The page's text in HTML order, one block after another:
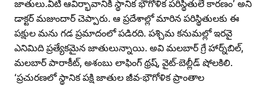
జాతులు.వీటి ఆవిర్భావానికి స్థానిక భౌగోళిక పరిస్థితులే కారణం’ అని
డాక్టర్‌ మజుందార్‌ చెప్పారు. ఆ ప్రదేశాల్లో మారిన పరిస్థితులకు ఈ
పక్షుల మను గడ ప్రమాదంలో పడిరది. పశ్చిమ కనుమల్లో ఇరవై
ఎనిమిది ప్రత్యేకమైన జాతులున్నాయి. అవి మలబార్‌ గ్రే హార్న్‌బిల్‌,
మలబార్‌ పారాకీట్‌, అశంబు లాఫింగ్‌ థ్రష్‌, వైట్‌-బెల్లీడ్‌ షోలకిలి.
‘ప్రచురణలో స్థానిక పక్షి జాతుల జీవ-భౌగోళిక ప్రాంతాల